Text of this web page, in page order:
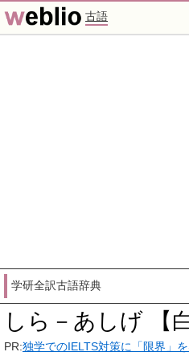
古語
学研全訳古語辞典
しら－あしげ 【
PR:独学でのIELTS対策に「限界」